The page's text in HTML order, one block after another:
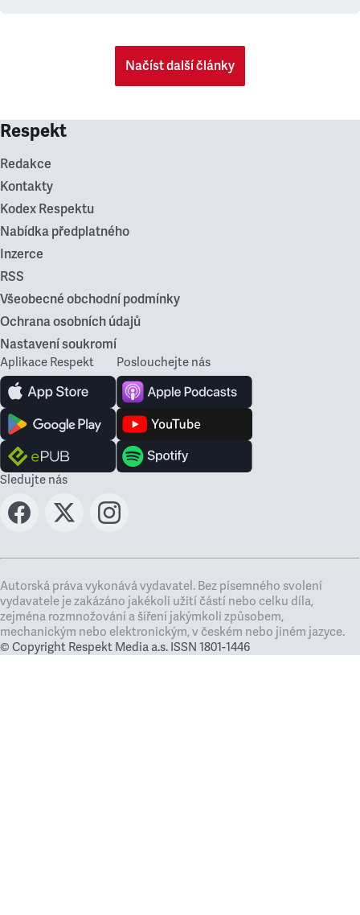
Načíst další články
Respekt
Redakce
Kontakty
Kodex Respektu
Nabídka předplatného
Inzerce
RSS
Všeobecné obchodní podmínky
Ochrana osobních údajů
Nastavení soukromí
Aplikace Respekt Poslouchejte nás
Sledujte nás
Autorská práva vykonává vydavatel. Bez písemného svolení
vydavatele je zakázáno jakékoli užití částí nebo celku díla,
zejména rozmnožování a šíření jakýmkoli způsobem,
mechanickým nebo elektronickým, v českém nebo jiném jazyce.
© Copyright Respekt Media a.s. ISSN 1801-1446